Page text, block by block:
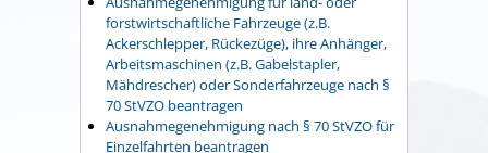
forstwirtschaftliche Fahrzeuge (z.B.
Ackerschlepper, Rückezüge), ihre Anhänger,
Arbeitsmaschinen (z.B. Gabelstapler,
Mähdrescher) oder Sonderfahrzeuge nach §
70 StVZO beantragen
Ausnahmegenehmigung nach § 70 StVZO für
Einzelfahrten beantragen